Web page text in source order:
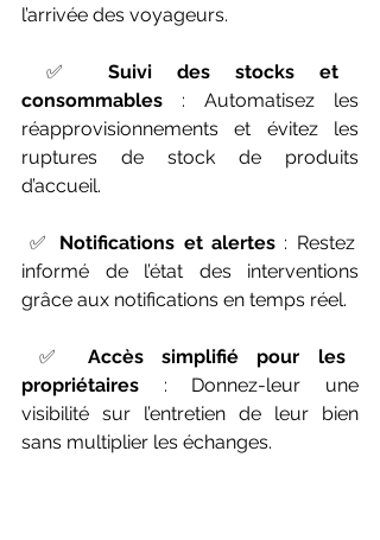
l’arrivée des voyageurs.
✅ Suivi des stocks et
consommables : Automatisez les
réapprovisionnements et évitez les
ruptures de stock de produits
d’accueil.
✅ Notifications et alertes : Restez
informé de l’état des interventions
grâce aux notifications en temps réel.
✅ Accès simplifié pour les
propriétaires : Donnez-leur une
visibilité sur l’entretien de leur bien
sans multiplier les échanges.